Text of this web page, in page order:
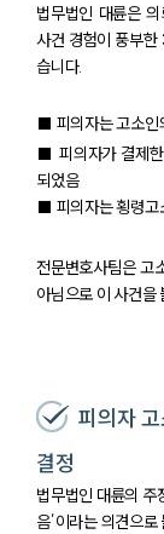
법무법인 대륜은
사건 경험이 풍부
습니다.
■ 피의자는 고소인
■ 피의자가 결제한
되었음
■ 피의자는 횡령고
전문변호사팀은 고
아님으로 이 사건을
피의자
결정
법무법인 대륜의 주
음’이라는 의견으